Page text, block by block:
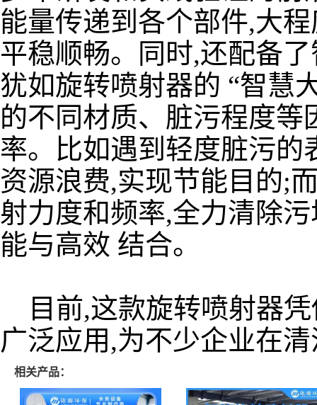
能量传递到各个部件,大
平稳顺畅。同时,还配备
犹如旋转喷射器的 “智慧
的不同材质、脏污程度
率。比如遇到轻度脏污的
资源浪费,实现节能目的;
射力度和频率,全力清除
能与高效 结合。
目前,这款旋转喷射器凭
广泛应用,为不少企业在
相关产品：